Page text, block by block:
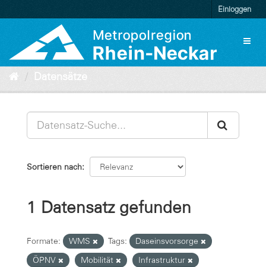
zum
Einloggen
Datensätze
Sortieren nach
1 Datensatz gefunden
Formate: WMS Tags:
Daseinsvorsorge
ÖPNV
Mobilität
Infrastruktur